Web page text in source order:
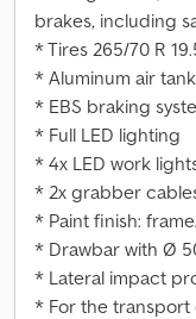
brakes, including
* Tires 265/70 R
* Aluminum air tank
* EBS braking
* Full LED lighting
* 4x LED work
* 2x grabber
* Paint finish:
* Drawbar with Ø
* Lateral impact
* For the transport